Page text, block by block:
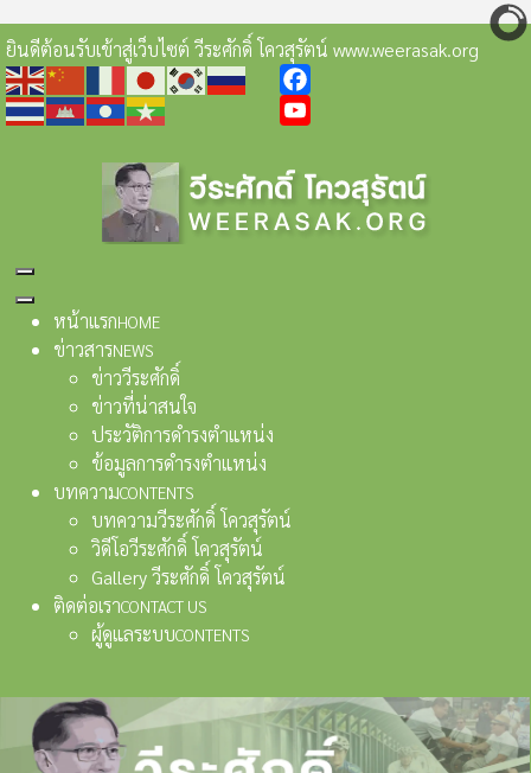
ยินดีต้อนรับเข้าสู่เว็บไซต์ วีระศักดิ์ โควสุรัตน์ www.weerasak.org
Facebook
หน้าแรกHOME
ข่าวสารNEWS
ข่าววีระศักดิ์
ข่าวที่น่าสนใจ
ประวัติการดำรงตำแหน่ง
ข้อมูลการดำรงตำแหน่ง
บทความCONTENTS
บทความวีระศักดิ์ โควสุรัตน์
วิดีโอวีระศักดิ์ โควสุรัตน์
Gallery วีระศักดิ์ โควสุรัตน์
ติดต่อเราCONTACT US
ผู้ดูแลระบบCONTENTS